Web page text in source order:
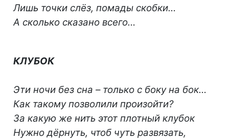
Лишь точки слёз, помады скобки…
А сколько сказано всего…
КЛУБОК
Эти ночи без сна – только с боку на бок…
Как такому позволили произойти?
За какую же нить этот плотный клубок
Нужно дёрнуть, чтоб чуть развязать,